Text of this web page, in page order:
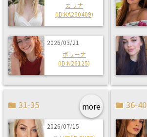
カリナ
(ID:KA260409)
2026/03/21
ポリーナ
(ID:N26125)
more
31-35
2026/07/15
36-40